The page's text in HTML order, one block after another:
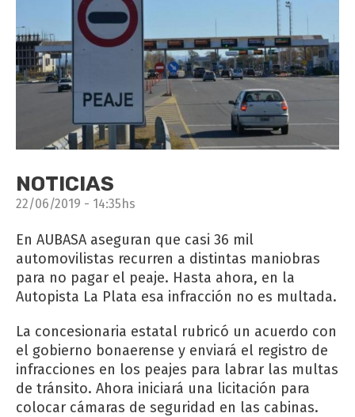
NOTICIAS
22/06/2019 - 14:35hs
En AUBASA aseguran que casi 36 mil
automovilistas recurren a distintas maniobras
para no pagar el peaje. Hasta ahora, en la
Autopista La Plata esa infracción no es multada.
La concesionaria estatal rubricó un acuerdo con
el gobierno bonaerense y enviará el registro de
infracciones en los peajes para labrar las multas
de tránsito. Ahora iniciará una licitación para
colocar cámaras de seguridad en las cabinas.